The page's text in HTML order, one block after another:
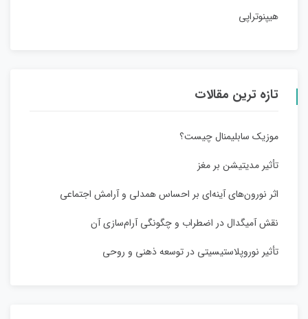
هیپنوتراپی
تازه ترین مقالات
موزیک سابلیمنال چیست؟
تأثیر مدیتیشن بر مغز
اثر نورون‌های آینه‌ای بر احساس همدلی و آرامش اجتماعی
نقش آمیگدال در اضطراب و چگونگی آرام‌سازی آن
تأثیر نوروپلاستیسیتی در توسعه ذهنی و روحی